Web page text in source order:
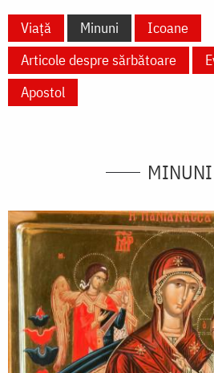
Viață Minuni
Icoane
Articole despre sărbătoare
Apostol
MINUNI